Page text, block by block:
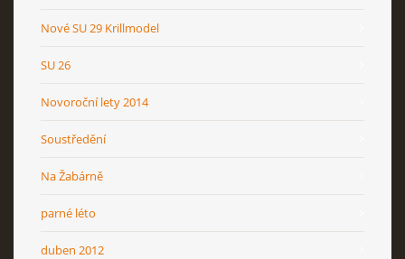
Nové SU 29 Krillmodel
SU 26
Novoroční lety 2014
Soustředění
Na Žabárně
parné léto
duben 2012